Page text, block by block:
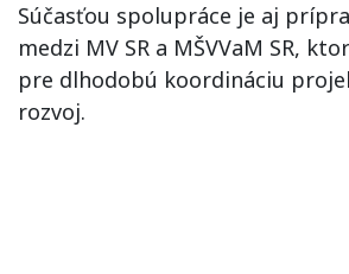
Súčasťou spolupráce je aj
medzi MV SR a MŠVVaM SR,
pre dlhodobú koordináciu
rozvoj.